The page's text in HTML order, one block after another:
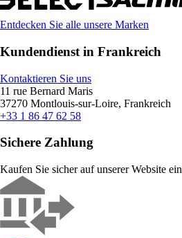
Entdecken Sie alle unsere Marken
Kundendienst in Frankreich
Kontaktieren Sie uns
11 rue Bernard Maris
37270 Montlouis-sur-Loire, Frankreich
+33 1 86 47 62 58
Sichere Zahlung
Kaufen Sie sicher auf unserer Website ein